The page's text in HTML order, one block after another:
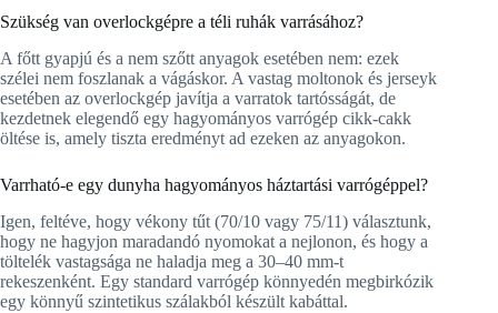
Szükség van overlockgépre a téli ruhák varrásához?
A főtt gyapjú és a nem szőtt anyagok esetében nem: ezek
szélei nem foszlanak a vágáskor. A vastag moltonok és jerseyk
esetében az overlockgép javítja a varratok tartósságát, de
kezdetnek elegendő egy hagyományos varrógép cikk-cakk
öltése is, amely tiszta eredményt ad ezeken az anyagokon.
Varrható-e egy dunyha hagyományos háztartási varrógéppel?
Igen, feltéve, hogy vékony tűt (70/10 vagy 75/11) választunk,
hogy ne hagyjon maradandó nyomokat a nejlonon, és hogy a
töltelék vastagsága ne haladja meg a 30–40 mm-t
rekeszenként. Egy standard varrógép könnyedén megbirkózik
egy könnyű szintetikus szálakból készült kabáttal.